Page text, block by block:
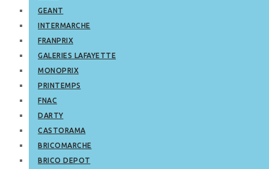
GEANT
INTERMARCHE
FRANPRIX
GALERIES LAFAYETTE
MONOPRIX
PRINTEMPS
FNAC
DARTY
CASTORAMA
BRICOMARCHE
BRICO DEPOT